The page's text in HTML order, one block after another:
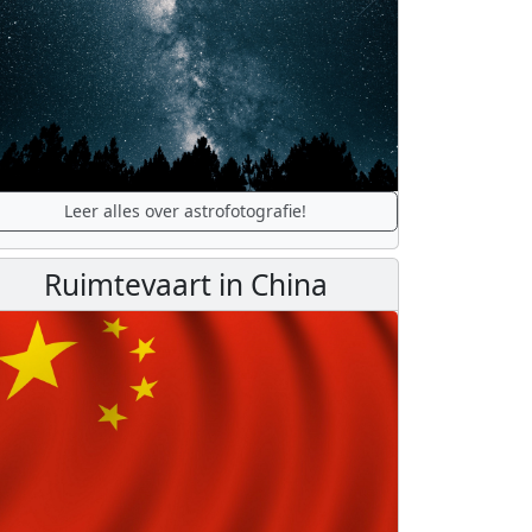
Leer alles over astrofotografie!
Ruimtevaart in China